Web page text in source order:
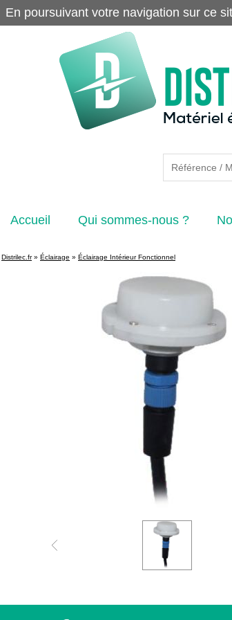
Accueil Qui sommes-nous ?
Distrilec.fr» Éclairage » Éclairage Intérieur Fonctionnel
En poursuivant votre navigation sur ce